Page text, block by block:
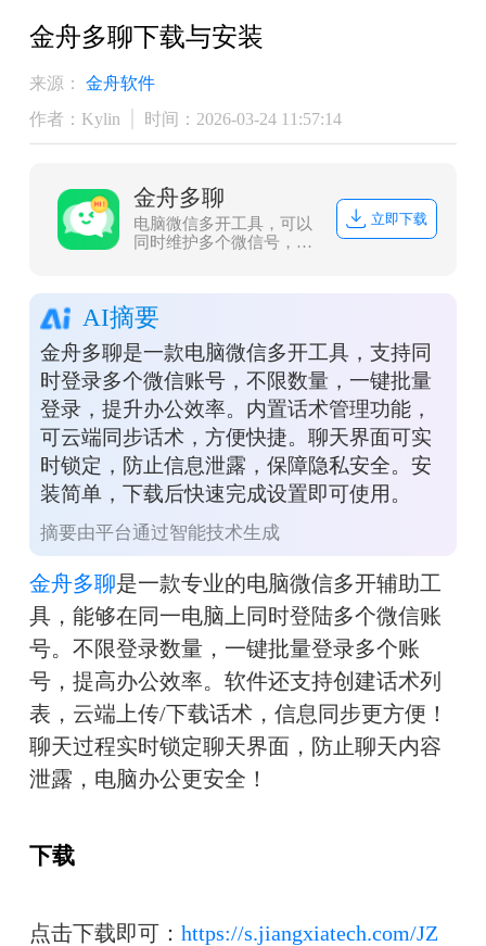
金舟多聊下载与安装
来源：
金舟软件
作者：Kylin
时间：2026-03-24 11:57:14
金舟多聊
电脑微信多开工具，可以
同时维护多个微信号，微
员沟通效率，帮助企业用
更少的客服，服务更多客
户。
立即下载
AI摘要
金舟多聊是一款电脑微信多开工具，支持同
时登录多个微信账号，不限数量，一键批量
登录，提升办公效率。内置话术管理功能，
可云端同步话术，方便快捷。聊天界面可实
时锁定，防止信息泄露，保障隐私安全。安
装简单，下载后快速完成设置即可使用。
摘要由平台通过智能技术生成
金舟多聊是一款专业的电脑微信多开辅助工
具，能够在同一电脑上同时登陆多个微信账
号。不限登录数量，一键批量登录多个账
号，提高办公效率。软件还支持创建话术列
表，云端上传/下载话术，信息同步更方便！
聊天过程实时锁定聊天界面，防止聊天内容
泄露，电脑办公更安全！
下载
点击下载即可： https://s.jiangxiatech.com/JZ